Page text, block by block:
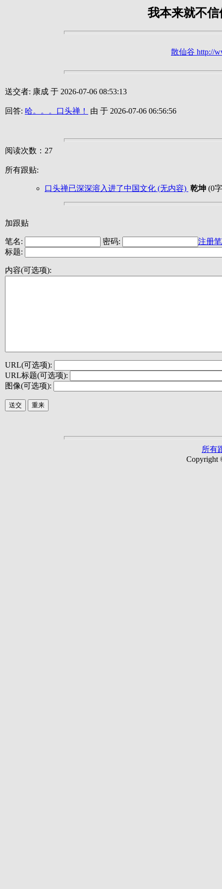
我本来就不
散仙谷 http://
送交者: 康成 于 2026-07-06 08:53:13
回答: 哈。。。口头禅！ 由 于 2026-07-06 06:56:56
阅读次数：27
所有跟贴:
口头禅已深深溶入进了中国文化 (无内容) 乾坤 (0
加跟贴
笔名: 密码:
注册
标题:
内容(可选项):
URL(可选项):
URL标题(可选项):
图像(可选项):
所有
Copyright